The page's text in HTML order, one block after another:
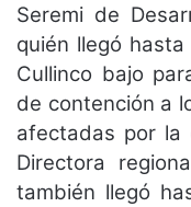
Seremi de
quién llegó
Cullinco bajo
de contención a
afectadas por la
Directora
también llegó